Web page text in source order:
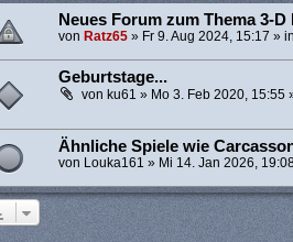
Neues Forum zum Thema 3-D
von Ratz65» Fr 9. Aug 2024, 15:17 » in
Geburtstage...
von ku61 » Mo 3. Feb 2020, 15:55
Ähnliche Spiele wie
von Louka161 » Mi 14. Jan 2026,